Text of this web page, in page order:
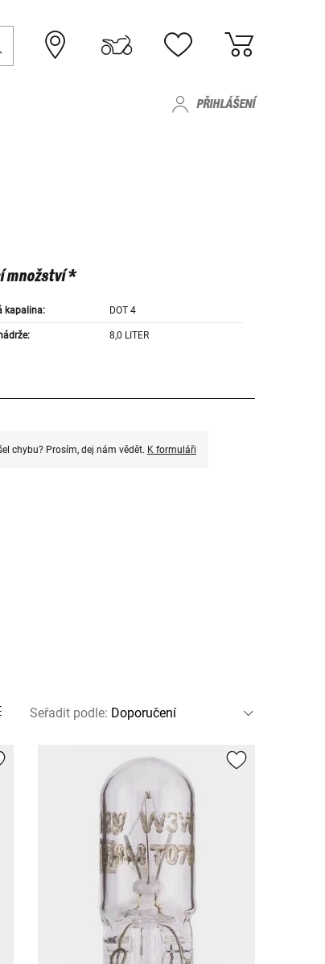
PŘIHLÁŠENÍ
množství *
kapalina: DOT 4
8,0 LITER
chybu? Prosím, dej nám vědět. K formuláři
Seřadit podle: